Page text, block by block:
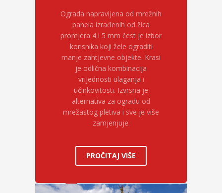
Ograda napravljena od mrežnih
panela izrađenih od žica
promjera 4 i 5 mm čest je izbor
korisnika koji žele ograditi
manje zahtjevne objekte. Krasi
je odlična kombinacija
vrijednosti ulaganja i
učinkovitosti. Izvrsna je
alternativa za ogradu od
mrežastog pletiva i sve je više
zamjenjuje.
PROČITAJ VIŠE